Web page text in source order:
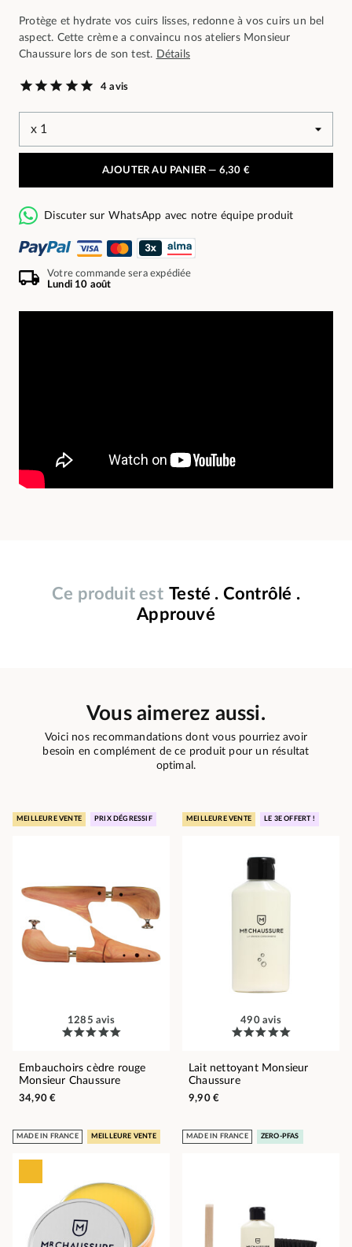
Protège et hydrate vos cuirs lisses, redonne à vos cuirs un bel
aspect. Cette crème a convaincu nos ateliers Monsieur
Chaussure lors de son test. Détails
4 avis
AJOUTER AU PANIER — 6,30 €
Discuter sur WhatsApp avec notre équipe produit
Votre commande sera expédiée
Lundi 10 août
Ce produit est Testé . Contrôlé .
Approuvé
Vous aimerez aussi.
Voici nos recommandations dont vous pourriez avoir
besoin en complément de ce produit pour un résultat
optimal.
MEILLEURE VENTE PRIX DÉGRESSIF
1285 avis
Embauchoirs cèdre rouge
Monsieur Chaussure
34,90 €
MEILLEURE VENTE LE 3E OFFERT !
490 avis
Lait nettoyant Monsieur
Chaussure
9,90 €
MADE IN FRANCE MEILLEURE VENTE MADE IN FRANCE ZERO-PFAS